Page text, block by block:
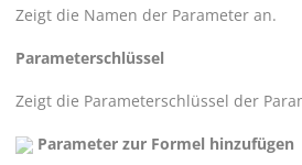
Zeigt die Namen der Parameter an.
Parameterschlüssel
Zeigt die Parameterschlüssel der
Parameter zur Formel hinzufügen